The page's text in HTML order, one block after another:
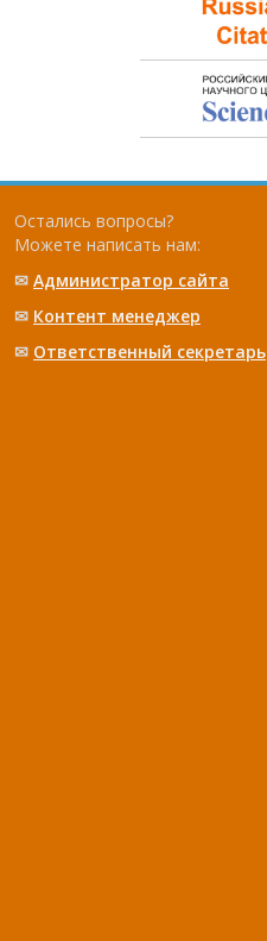
Остались вопросы?
Можете написать нам:
✉ Администратор сайта
✉ Контент менеджер
✉ Ответственный cекретарь